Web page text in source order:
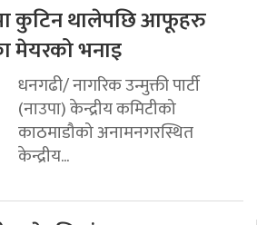
कुटिन थालेपछि आफूहरु
मेयरको भनाइ
धनगढी/ नागरिक उन्मुक्ती पार्टी
(नाउपा) केन्द्रीय कमिटीको
काठमाडौको अनामनगरस्थित
केन्द्रीय...